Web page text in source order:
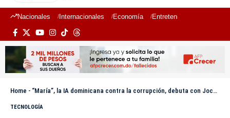
Nacionales Internacionales Economía Entretenimiento
Home - “María”, la IA dominicana contra la corrupción, debuta con Jochy Gómez y Roger Stone
TECNOLOGÍA